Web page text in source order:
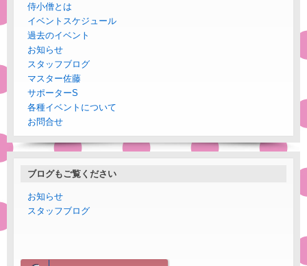
侍小僧とは
イベントスケジュール
過去のイベント
お知らせ
スタッフブログ
マスター佐藤
サポーターS
各種イベントについて
お問合せ
ブログもご覧ください
お知らせ
スタッフブログ